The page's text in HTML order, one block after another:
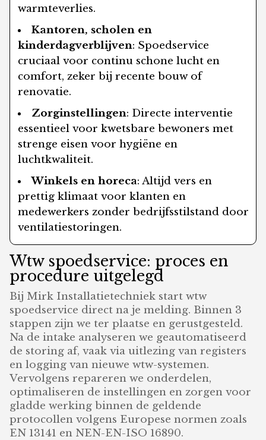
warmteverlies.
Kantoren, scholen en
kinderdagverblijven: Spoedservice
cruciaal voor continu schone lucht en
comfort, zeker bij recente bouw of
renovatie.
Zorginstellingen: Directe interventie
essentieel voor kwetsbare bewoners met
strenge eisen voor hygiëne en
luchtkwaliteit.
Winkels en horeca: Altijd vers en
prettig klimaat voor klanten en
medewerkers zonder bedrijfsstilstand door
ventilatiestoringen.
Wtw spoedservice: proces en
procedure uitgelegd
Bij Mirk Installatietechniek start wtw
spoedservice direct na je melding. Binnen 3
stappen zijn we ter plaatse en gerustgesteld.
Na de intake analyseren we geautomatiseerd
de storing af, vaak via uitlezing van registers
en logging van nieuwe wtw-systemen.
Vervolgens repareren we onderdelen,
optimaliseren de instellingen en zorgen voor
gladde werking binnen de geldende
protocollen volgens Europese normen zoals
EN 13141 en NEN-EN-ISO 16890.